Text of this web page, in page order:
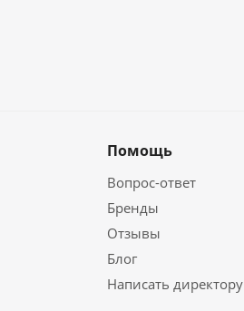
Помощь
Вопрос-ответ
Бренды
Отзывы
Блог
Написать директору